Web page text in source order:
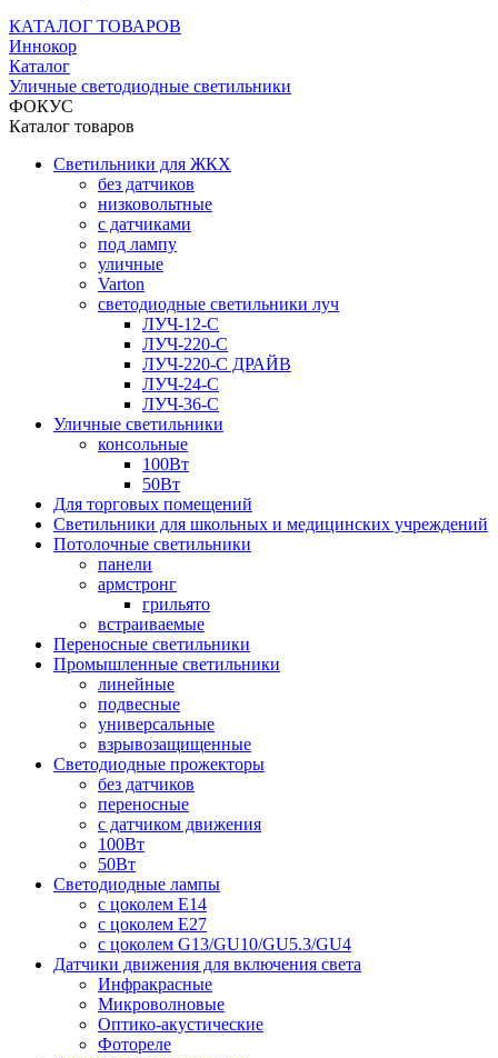
КАТАЛОГ ТОВАРОВ
Иннокор
Каталог
Уличные светодиодные светильники
ФОКУС
Каталог товаров
Светильники для ЖКХ
без датчиков
низковольтные
с датчиками
под лампу
уличные
Varton
светодиодные светильники луч
ЛУЧ-12-С
ЛУЧ-220-С
ЛУЧ-220-С ДРАЙВ
ЛУЧ-24-С
ЛУЧ-36-С
Уличные светильники
консольные
100Вт
50Вт
Для торговых помещений
Светильники для школьных и медицинских учреждений
Потолочные светильники
панели
армстронг
грильято
встраиваемые
Переносные светильники
Промышленные светильники
линейные
подвесные
универсальные
взрывозащищенные
Светодиодные прожекторы
без датчиков
переносные
с датчиком движения
100Вт
50Вт
Светодиодные лампы
с цоколем E14
с цоколем E27
с цоколем G13/GU10/GU5.3/GU4
Датчики движения для включения света
Инфракрасные
Микроволновые
Оптико-акустические
Фотореле